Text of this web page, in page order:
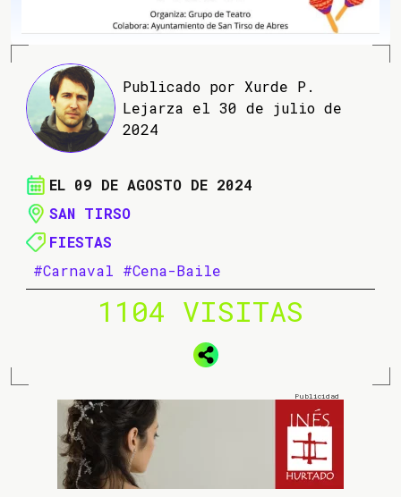
Publicado por Xurde P.
Lejarza el 30 de julio de
2024
EL 09 DE AGOSTO DE 2024
SAN TIRSO
FIESTAS
#Carnaval #Cena-Baile
1104 VISITAS